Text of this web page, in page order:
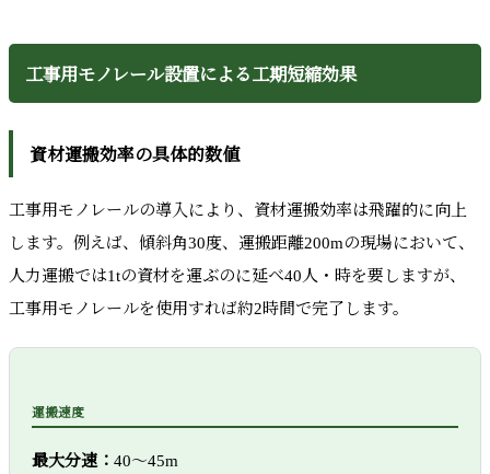
工事用モノレール設置による工期短縮効果
資材運搬効率の具体的数値
工事用モノレールの導入により、資材運搬効率は飛躍的に向上
します。例えば、傾斜角30度、運搬距離200mの現場において、
人力運搬では1tの資材を運ぶのに延べ40人・時を要しますが、
工事用モノレールを使用すれば約2時間で完了します。
運搬速度
最大分速： 40～45m